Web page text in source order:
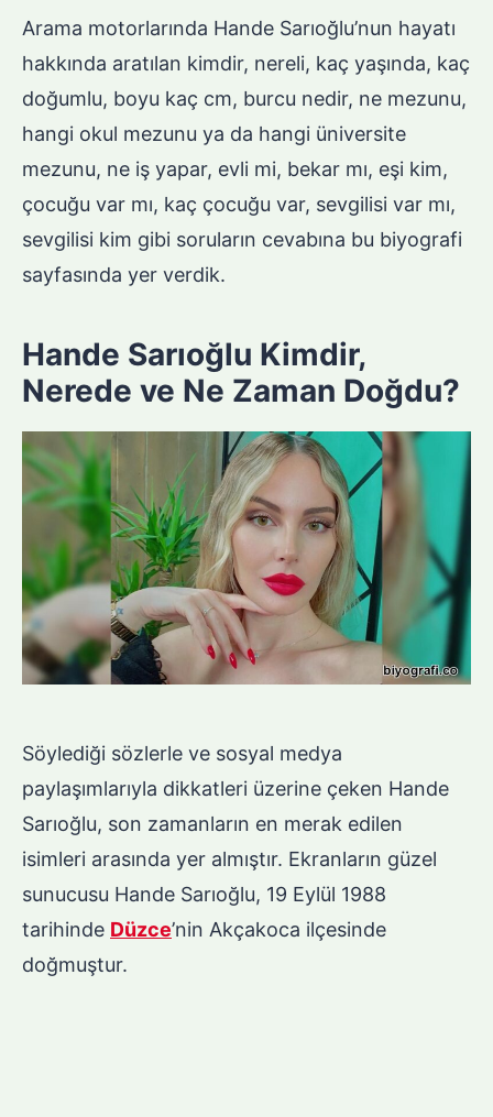
Arama motorlarında Hande Sarıoğlu’nun hayatı
hakkında aratılan kimdir, nereli, kaç yaşında, kaç
doğumlu, boyu kaç cm, burcu nedir, ne mezunu,
hangi okul mezunu ya da hangi üniversite
mezunu, ne iş yapar, evli mi, bekar mı, eşi kim,
çocuğu var mı, kaç çocuğu var, sevgilisi var mı,
sevgilisi kim gibi soruların cevabına bu biyografi
sayfasında yer verdik.
Hande Sarıoğlu Kimdir,
Nerede ve Ne Zaman Doğdu?
Söylediği sözlerle ve sosyal medya
paylaşımlarıyla dikkatleri üzerine çeken Hande
Sarıoğlu, son zamanların en merak edilen
isimleri arasında yer almıştır. Ekranların güzel
sunucusu Hande Sarıoğlu, 19 Eylül 1988
tarihinde Düzce’nin Akçakoca ilçesinde
doğmuştur.